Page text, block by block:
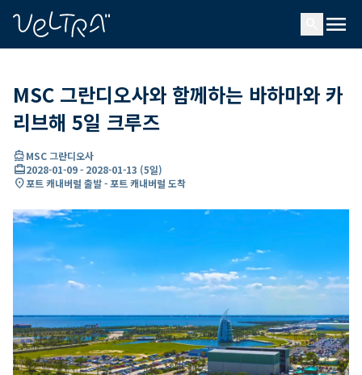
menu
MSC 그란디오사와 함께하는 바하마와 카
리브해 5일 크루즈
directions_boatMSC 그란디오사
card_travel2028-01-09- 2028-01-13 (5일)
location_on포트 캐내버럴 출발 - 포트 캐내버럴 도착